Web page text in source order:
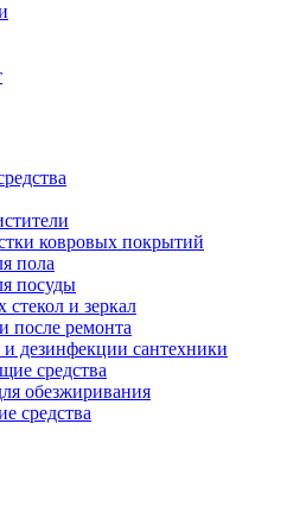
ковровых покрытий
пола
посуды
и зеркал
после ремонта
и дезинфекции сантехники
средства
обезжиривания
средства